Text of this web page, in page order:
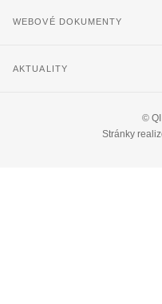
WEBOVÉ DOKUMENTY
AKTUALITY
©QI
Stránky